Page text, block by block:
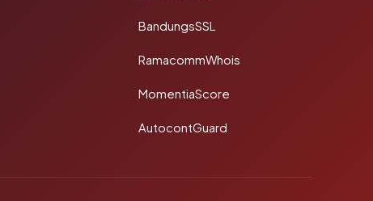
BandungsSSL
RamacommWhois
MomentiaScore
AutocontGuard